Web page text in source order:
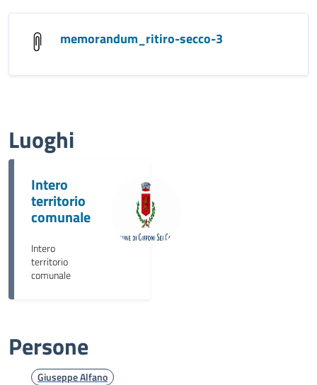
memorandum_ritiro-secco-3
Luoghi
Intero
territorio
comunale
Intero
territorio
comunale
Persone
Giuseppe Alfano